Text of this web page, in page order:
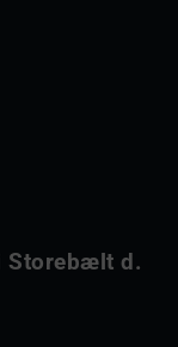
Storebælt d.